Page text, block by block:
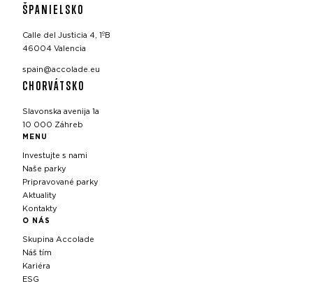
ŠPANIELSKO
Calle del Justicia 4, 1ºB
46004 Valencia
spain@accolade.eu
CHORVÁTSKO
Slavonska avenija 1a
10 000 Záhreb
MENU
Investujte s nami
Naše parky
Pripravované parky
Aktuality
Kontakty
O NÁS
Skupina Accolade
Náš tím
Kariéra
ESG